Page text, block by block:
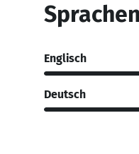
Sprachen
Englisch
Deutsch